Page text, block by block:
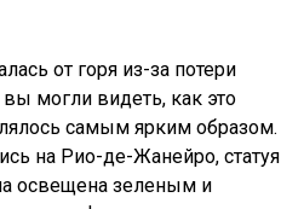
от горя из-за потери
могли видеть, как это
самым ярким образом.
на Рио-де-Жанейро, статуя
освещена зеленым и